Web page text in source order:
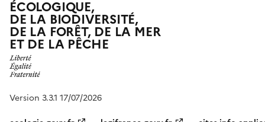
ÉCOLOGIQUE,
DE LA BIODIVERSITÉ,
DE LA FORÊT, DE LA MER
ET DE LA PÊCHE
Version 3.3.1 17/07/2026